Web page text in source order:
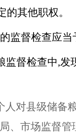
其他职权。
监督检查应当
监督检查中,发
人对县级储备
、市场监督